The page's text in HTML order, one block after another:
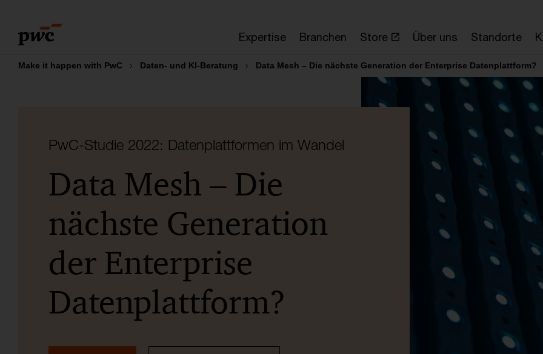
content
footer
Expertise Branchen Store Über uns Standorte
Make it happen with PwC Daten- und KI-Beratung Data Mesh – Die nächste Generation der Enterprise Datenplattform?
Data Mesh – Die
nächste Generation
der Enterprise
Datenplattform?
PwC-Studie 2022: Datenplattformen im Wandel